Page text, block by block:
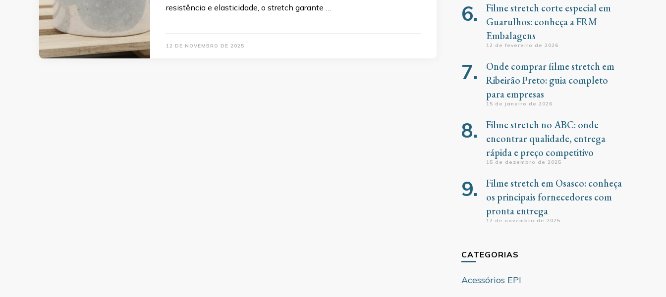
resistência e elasticidade, o stretch garante …
12 DE NOVEMBRO DE 2025
Filme stretch corte especial em
Guarulhos: conheça a FRM
Embalagens
12 de fevereiro de 2026
Onde comprar filme stretch em
Ribeirão Preto: guia completo
para empresas
15 de janeiro de 2026
Filme stretch no ABC: onde
encontrar qualidade, entrega
rápida e preço competitivo
15 de dezembro de 2025
Filme stretch em Osasco: conheça
os principais fornecedores com
pronta entrega
12 de novembro de 2025
CATEGORIAS
Acessórios EPI